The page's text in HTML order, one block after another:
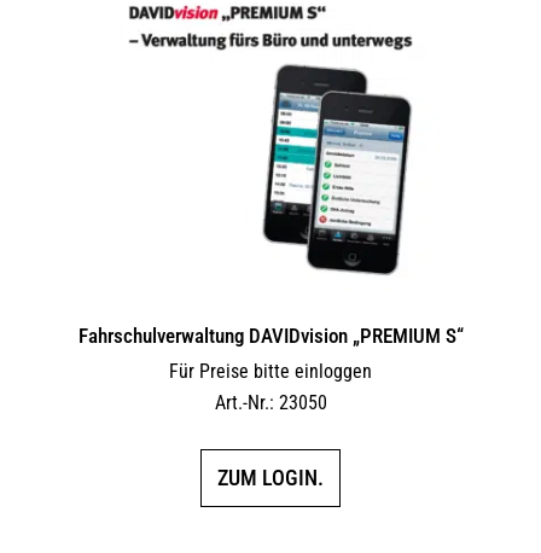
Fahrschulverwaltung DAVIDvision „PREMIUM S“
Für Preise bitte einloggen
Art.-Nr.: 23050
ZUM LOGIN.